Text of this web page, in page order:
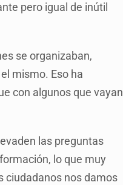
pero igual de inútil
se organizaban,
mismo. Eso ha
con algunos que vayan
las preguntas
lo que muy
ciudadanos nos damos